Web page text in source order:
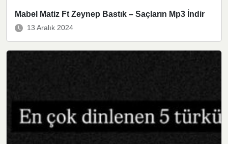
Mabel Matiz Ft Zeynep Bastık – Saçların Mp3 İndir
13 Aralık 2024